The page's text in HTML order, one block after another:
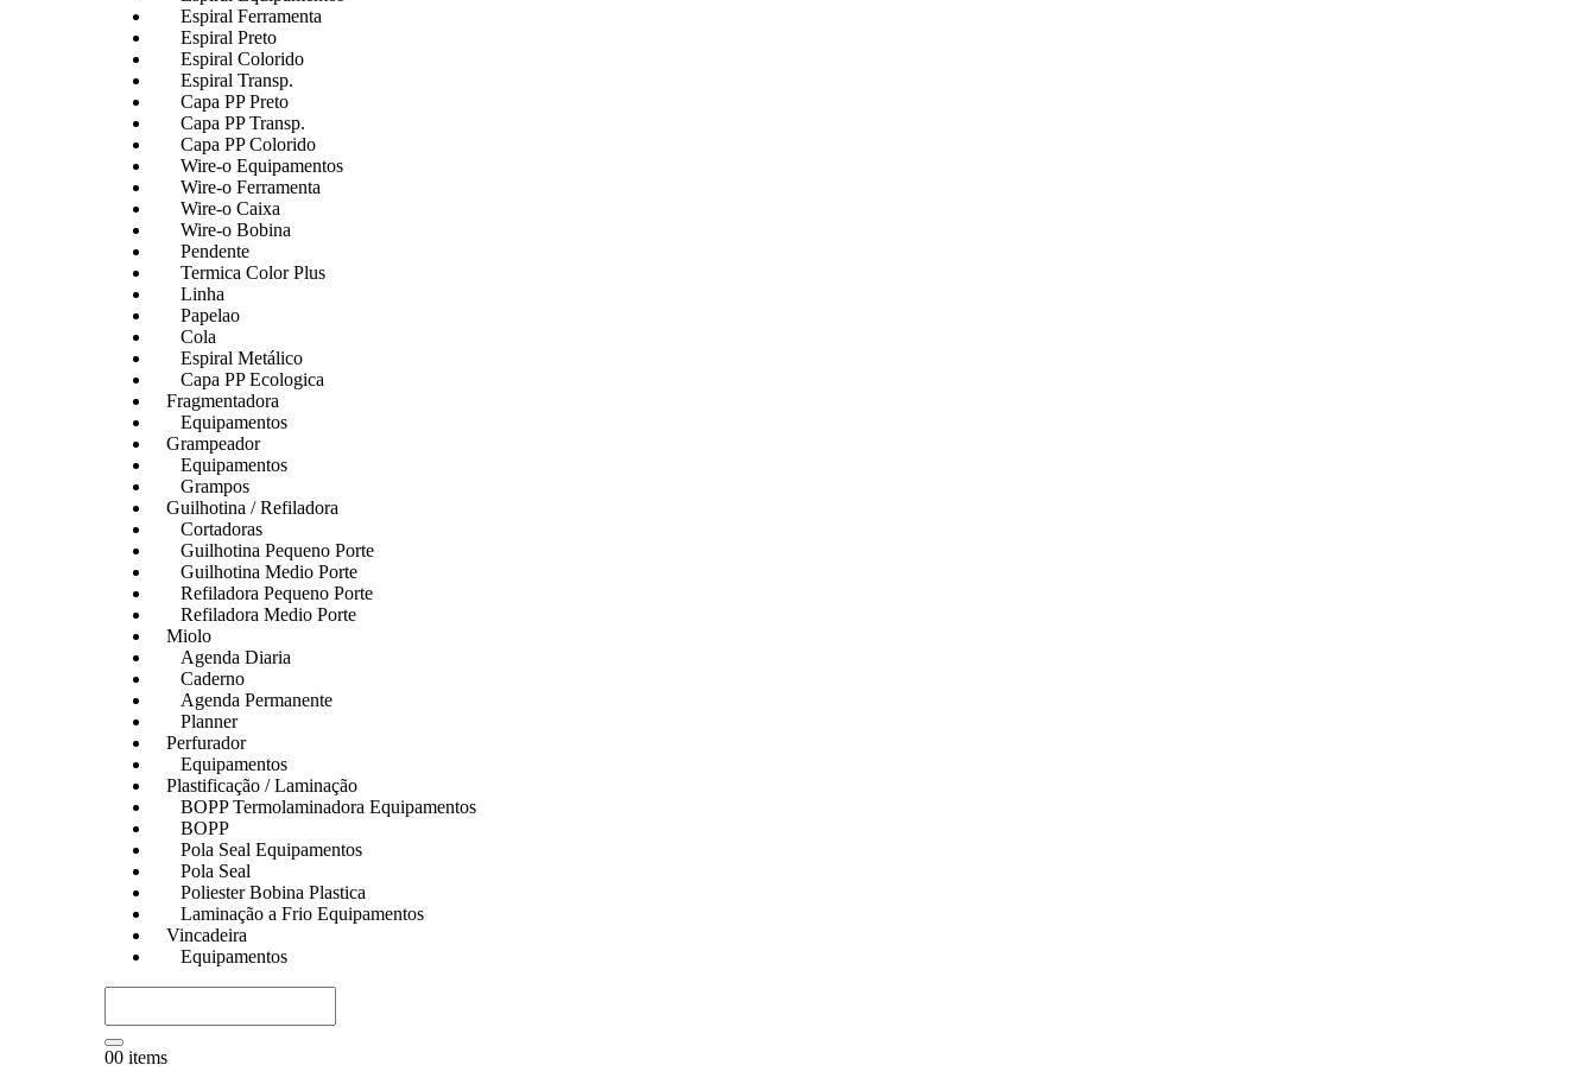
Espiral Ferramenta
Espiral Preto
Espiral Colorido
Espiral Transp.
Capa PP Preto
Capa PP Transp.
Capa PP Colorido
Wire-o Equipamentos
Wire-o Ferramenta
Wire-o Caixa
Wire-o Bobina
Pendente
Termica Color Plus
Linha
Papelao
Cola
Espiral Metálico
Capa PP Ecologica
Fragmentadora
Equipamentos
Grampeador
Equipamentos
Grampos
Guilhotina / Refiladora
Cortadoras
Guilhotina Pequeno Porte
Guilhotina Medio Porte
Refiladora Pequeno Porte
Refiladora Medio Porte
Miolo
Agenda Diaria
Caderno
Agenda Permanente
Planner
Perfurador
Equipamentos
Plastificação / Laminação
BOPP Termolaminadora Equipamentos
BOPP
Pola Seal Equipamentos
Pola Seal
Poliester Bobina Plastica
Laminação a Frio Equipamentos
Vincadeira
Equipamentos
00 items